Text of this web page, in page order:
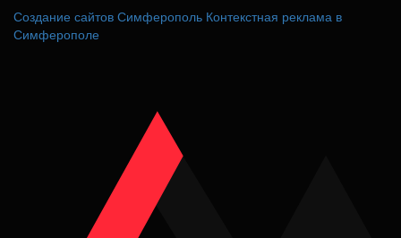
Создание сайтов Симферополь Контекстная реклама в
Симферополе